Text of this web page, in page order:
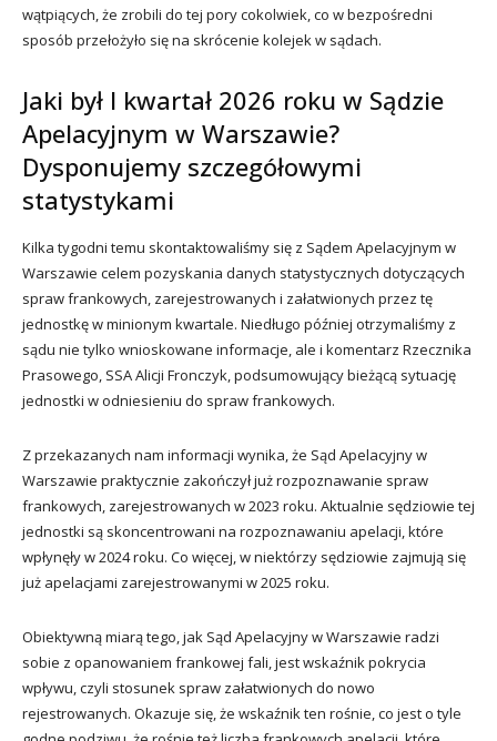
wątpiących, że zrobili do tej pory cokolwiek, co w bezpośredni
sposób przełożyło się na skrócenie kolejek w sądach.
Jaki był I kwartał 2026 roku w Sądzie
Apelacyjnym w Warszawie?
Dysponujemy szczegółowymi
statystykami
Kilka tygodni temu skontaktowaliśmy się z Sądem Apelacyjnym w
Warszawie celem pozyskania danych statystycznych dotyczących
spraw frankowych, zarejestrowanych i załatwionych przez tę
jednostkę w minionym kwartale. Niedługo później otrzymaliśmy z
sądu nie tylko wnioskowane informacje, ale i komentarz Rzecznika
Prasowego, SSA Alicji Fronczyk, podsumowujący bieżącą sytuację
jednostki w odniesieniu do spraw frankowych.
Z przekazanych nam informacji wynika, że Sąd Apelacyjny w
Warszawie praktycznie zakończył już rozpoznawanie spraw
frankowych, zarejestrowanych w 2023 roku. Aktualnie sędziowie tej
jednostki są skoncentrowani na rozpoznawaniu apelacji, które
wpłynęły w 2024 roku. Co więcej, w niektórzy sędziowie zajmują się
już apelacjami zarejestrowanymi w 2025 roku.
Obiektywną miarą tego, jak Sąd Apelacyjny w Warszawie radzi
sobie z opanowaniem frankowej fali, jest wskaźnik pokrycia
wpływu, czyli stosunek spraw załatwionych do nowo
rejestrowanych. Okazuje się, że wskaźnik ten rośnie, co jest o tyle